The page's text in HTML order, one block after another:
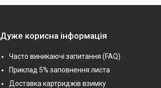
Дуже корисна інформація
Часто виникаючі запитання (FAQ)
Приклад 5% заповнення листа
Доставка картриджів взимку